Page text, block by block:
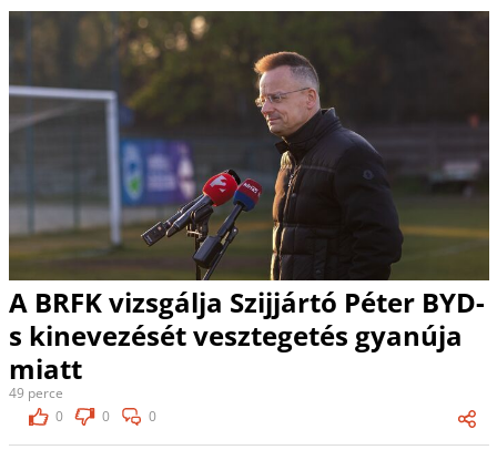
A BRFK vizsgálja Szijjártó Péter BYD-
s kinevezését vesztegetés gyanúja
miatt
49 perce
0
0 0